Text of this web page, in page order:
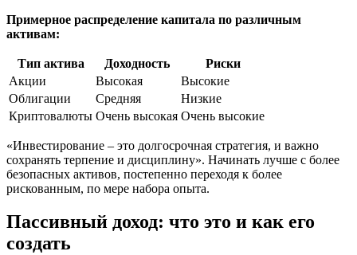
Примерное распределение капитала по различным
активам:
Тип актива Доходность
Риски
Акции
Высокая
Высокие
Облигации
Средняя
Низкие
Криптовалюты Очень высокая Очень высокие
«Инвестирование – это долгосрочная стратегия, и важно
сохранять терпение и дисциплину». Начинать лучше с более
безопасных активов, постепенно переходя к более
рискованным, по мере набора опыта.
Пассивный доход: что это и как его
создать